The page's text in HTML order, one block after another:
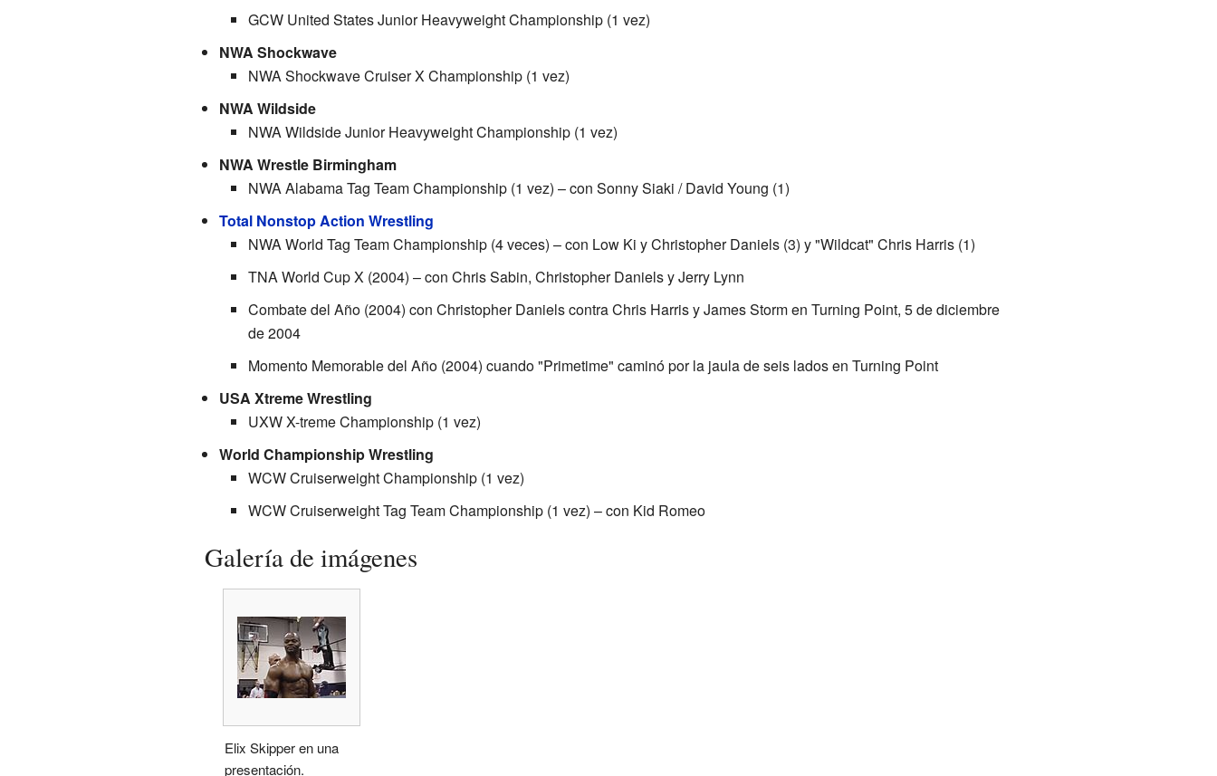
GCW United States Junior Heavyweight Championship (1 vez)
NWA Shockwave
NWA Shockwave Cruiser X Championship (1 vez)
NWA Wildside
NWA Wildside Junior Heavyweight Championship (1 vez)
NWA Wrestle Birmingham
NWA Alabama Tag Team Championship (1 vez) – con Sonny Siaki / David Young (1)
Total Nonstop Action Wrestling
NWA World Tag Team Championship (4 veces) – con Low Ki y Christopher Daniels (3) y "Wildcat" Chris Harris (1)
TNA World Cup X (2004) – con Chris Sabin, Christopher Daniels y Jerry Lynn
Combate del Año (2004) con Christopher Daniels contra Chris Harris y James Storm en Turning Point, 5 de diciembre
de 2004
Momento Memorable del Año (2004) cuando "Primetime" caminó por la jaula de seis lados en Turning Point
USA Xtreme Wrestling
UXW X-treme Championship (1 vez)
World Championship Wrestling
WCW Cruiserweight Championship (1 vez)
WCW Cruiserweight Tag Team Championship (1 vez) – con Kid Romeo
Galería de imágenes
Elix Skipper en una
presentación.